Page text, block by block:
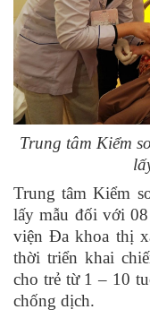
Trung tâm Kiểm
Trung tâm Kiểm
lấy mẫu đối với
viện Đa khoa thị
thời triển khai
cho trẻ từ 1 – 10
chống dịch.